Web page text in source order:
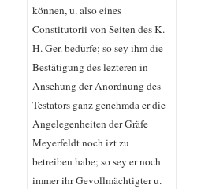
können, u. also eines
Constitutorii von Seiten des K.
H. Ger. bedürfe; so sey ihm die
Bestätigung des lezteren in
Ansehung der Anordnung des
Testators ganz genehmda er die
Angelegenheiten der Gräfe
Meyerfeldt noch izt zu
betreiben habe; so sey er noch
immer ihr Gevollmächtigter u.